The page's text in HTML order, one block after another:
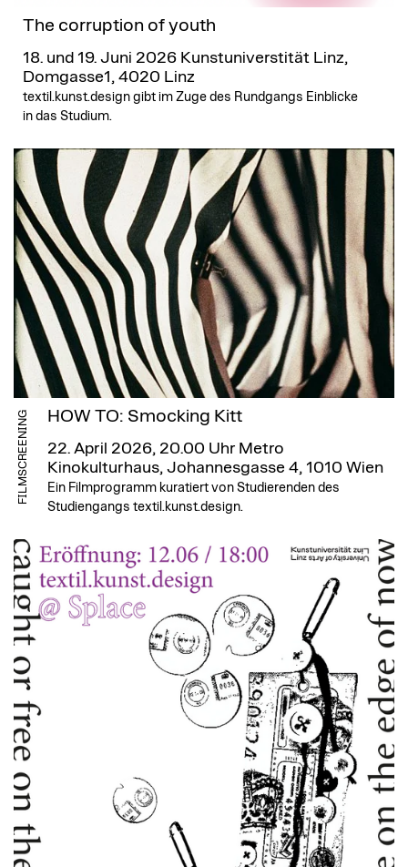
The corruption of youth
18. und 19. Juni 2026 Kunstuniverstität Linz,
Domgasse1, 4020 Linz
textil.kunst.design gibt im Zuge des Rundgangs Einblicke
in das Studium.
FILMSCREENING HOW TO: Smocking Kitt
22. April 2026, 20.00 Uhr Metro
Kinokulturhaus, Johannesgasse 4, 1010 Wien
Ein Filmprogramm kuratiert von Studierenden des
Studiengangs textil.kunst.design.